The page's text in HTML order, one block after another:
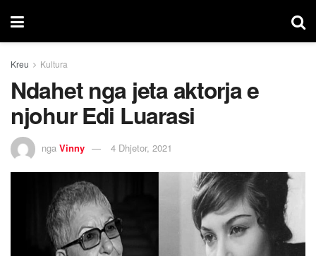
Kreu Kultura
Ndahet nga jeta aktorja e
njohur Edi Luarasi
nga Vinny 4 Dhjetor, 2021